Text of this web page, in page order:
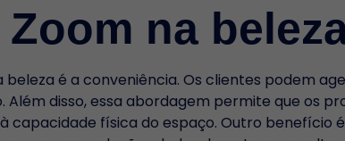
na
é a conveniência. Os clientes podem
disso, essa abordagem permite que os
capacidade física do espaço. Outro benefício